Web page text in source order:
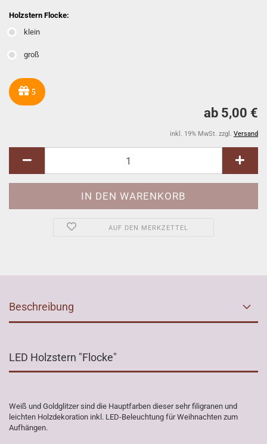
Holzstern Flocke:
klein
groß
5
ab 5,00 €
inkl. 19% MwSt. zzgl. Versand
AUF DEN MERKZETTEL
Beschreibung
LED Holzstern "Flocke"
Weiß und Goldglitzer sind die Hauptfarben dieser sehr filigranen und
leichten Holzdekoration inkl. LED-Beleuchtung für Weihnachten zum
Aufhängen.